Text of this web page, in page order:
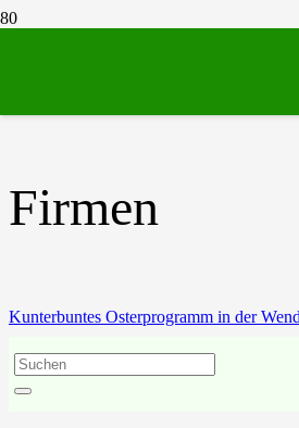
Firmen
Kunterbuntes Osterprogramm in der